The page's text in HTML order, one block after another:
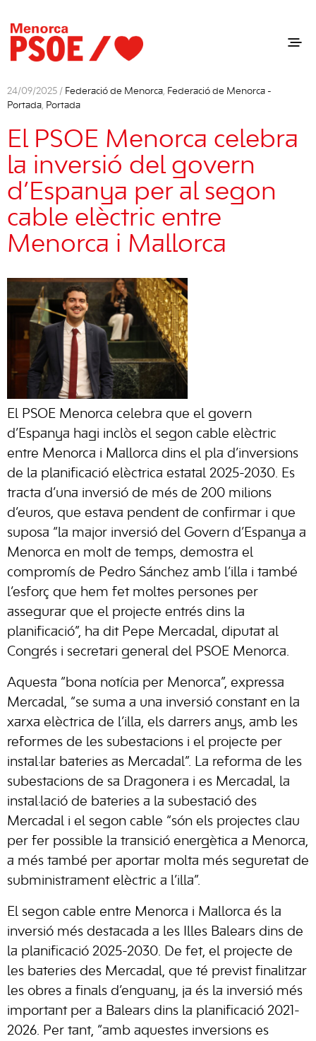
24/09/2025 / Federació de Menorca, Federació de Menorca -
Portada, Portada
El PSOE Menorca celebra
la inversió del govern
d’Espanya per al segon
cable elèctric entre
Menorca i Mallorca
El PSOE Menorca celebra que el govern
d’Espanya hagi inclòs el segon cable elèctric
entre Menorca i Mallorca dins el pla d’inversions
de la planificació elèctrica estatal 2025-2030. Es
tracta d’una inversió de més de 200 milions
d’euros, que estava pendent de confirmar i que
suposa “la major inversió del Govern d’Espanya a
Menorca en molt de temps, demostra el
compromís de Pedro Sánchez amb l’illa i també
l’esforç que hem fet moltes persones per
assegurar que el projecte entrés dins la
planificació”, ha dit Pepe Mercadal, diputat al
Congrés i secretari general del PSOE Menorca.
Aquesta “bona notícia per Menorca”, expressa
Mercadal, “se suma a una inversió constant en la
xarxa elèctrica de l’illa, els darrers anys, amb les
reformes de les subestacions i el projecte per
instal·lar bateries as Mercadal”. La reforma de les
subestacions de sa Dragonera i es Mercadal, la
instal·lació de bateries a la subestació des
Mercadal i el segon cable “són els projectes clau
per fer possible la transició energètica a Menorca,
a més també per aportar molta més seguretat de
subministrament elèctric a l’illa”.
El segon cable entre Menorca i Mallorca és la
inversió més destacada a les Illes Balears dins de
la planificació 2025-2030. De fet, el projecte de
les bateries des Mercadal, que té previst finalitzar
les obres a finals d’enguany, ja és la inversió més
important per a Balears dins la planificació 2021-
2026. Per tant, “amb aquestes inversions es